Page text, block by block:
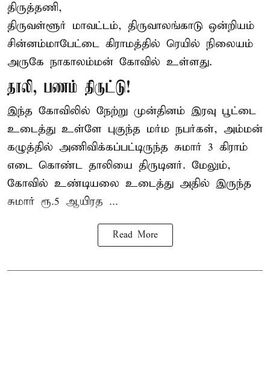
திருத்தணி,
திருவள்ளூர் மாவட்டம், திருவாலங்காடு ஒன்றியம்
சின்னம்மாபேட்டை கிராமத்தில் ரெயில் நிலையம்
அருகே நாகாலம்மன் கோவில் உள்ளது.
தாலி, பணம் திருட்டு!
இந்த கோவிலில் நேற்று முன்தினம் இரவு பூட்டை
உடைத்து உள்ளே புகுந்த மர்ம நபர்கள், அம்மன்
கழுத்தில் அணிவிக்கப்பட்டிருந்த சுமார் 3 கிராம்
எடை கொண்ட தாலியை திருடினர். மேலும்,
கோவில் உண்டியலை உடைத்து அதில் இருந்த
சுமார் ரூ.5 ஆயிரத ...
Read More